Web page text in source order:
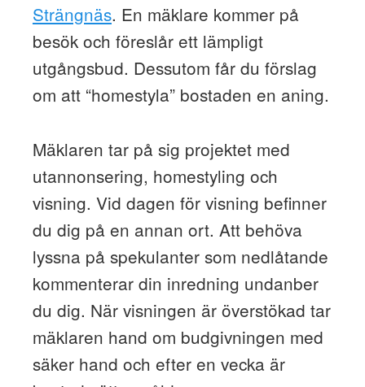
Strängnäs. En mäklare kommer på
besök och föreslår ett lämpligt
utgångsbud. Dessutom får du förslag
om att “homestyla” bostaden en aning.
Mäklaren tar på sig projektet med
utannonsering, homestyling och
visning. Vid dagen för visning befinner
du dig på en annan ort. Att behöva
lyssna på spekulanter som nedlåtande
kommenterar din inredning undanber
du dig. När visningen är överstökad tar
mäklaren hand om budgivningen med
säker hand och efter en vecka är